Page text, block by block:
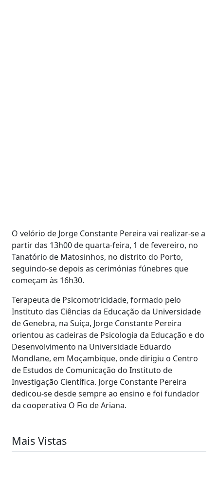
O velório de Jorge Constante Pereira vai realizar-se a
partir das 13h00 de quarta-feira, 1 de fevereiro, no
Tanatório de Matosinhos, no distrito do Porto,
seguindo-se depois as cerimónias fúnebres que
começam às 16h30.
Terapeuta de Psicomotricidade, formado pelo
Instituto das Ciências da Educação da Universidade
de Genebra, na Suíça, Jorge Constante Pereira
orientou as cadeiras de Psicologia da Educação e do
Desenvolvimento na Universidade Eduardo
Mondlane, em Moçambique, onde dirigiu o Centro
de Estudos de Comunicação do Instituto de
Investigação Científica. Jorge Constante Pereira
dedicou-se desde sempre ao ensino e foi fundador
da cooperativa O Fio de Ariana.
Mais Vistas